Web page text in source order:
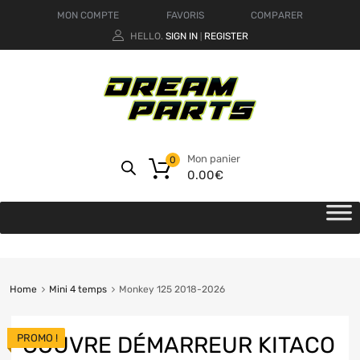
MON COMPTE FAVORIS
COMPARER
HELLO. SIGN IN REGISTER
Mon panier
0.00€
0
Home Mini 4 temps Monkey 125 2018-2026
COUVRE DÉMARREUR KITACO
PROMO !